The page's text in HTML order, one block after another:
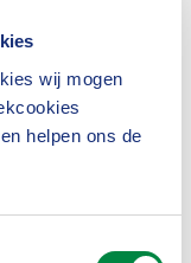
wij mogen
helpen ons de
te investeren in